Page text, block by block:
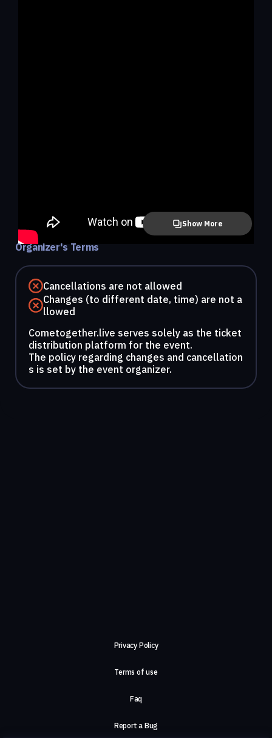
Show More
Organizer's Terms
Cancellations are not allowed
Changes (to different date, time) are not a
llowed
Cometogether.live serves solely as the ticket
distribution platform for the event.
The policy regarding changes and cancellation
s is set by the event organizer.
Privacy Policy
Terms of use
Faq
Report a Bug